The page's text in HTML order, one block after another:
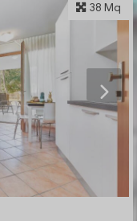
38 Mq